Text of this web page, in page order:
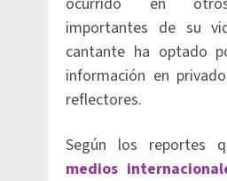
importantes de su
cantante ha optado
información en
reflectores.
Según los reportes
medios